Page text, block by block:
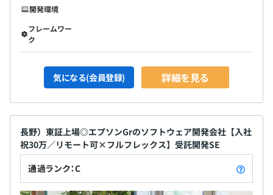
開発環境
フレームワー
ク
気になる(会員登録) 詳細を見る
長野）東証上場◎エプソンGrのソフトウェア開発会社【入社
祝30万／リモート可×フルフレックス】受託開発SE
通過ランク：C